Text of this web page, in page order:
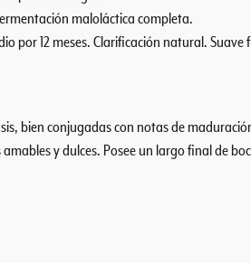
maloláctica completa.
por 12 meses. Clarificación natural.
bien conjugadas con notas de
y dulces. Posee un largo final de